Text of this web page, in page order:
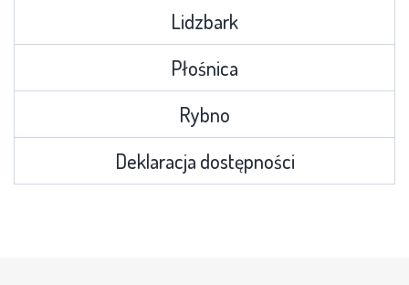
Lidzbark
Płośnica
Rybno
Deklaracja dostępności